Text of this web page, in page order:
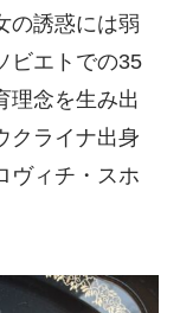
の誘惑には弱
ビエトでの35
理念を生み出
クライナ出身
ヴィチ・スホ